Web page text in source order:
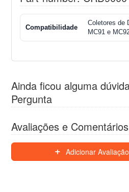
Compatibilidade
Coletores de
MC91 e
Ainda ficou alguma
Pergunta
Avaliações e Comentários
Adicionar